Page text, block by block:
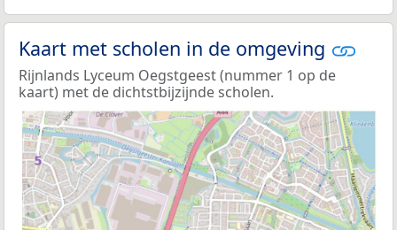
Kaart met scholen in de omgeving
Rijnlands Lyceum Oegstgeest (nummer 1 op de
kaart) met de dichtstbijzijnde scholen.